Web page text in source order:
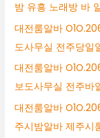
밤 유흥 노래방 바
대전룸알바
도사무실 전주당일
대전룸알바
보도사무실 전주바
대전룸알바
주시밤알바 제주시